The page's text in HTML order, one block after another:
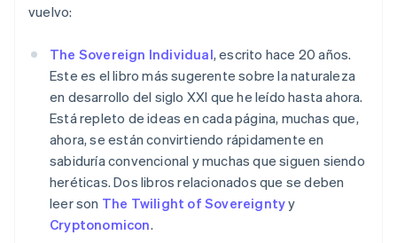
vuelvo:
The Sovereign Individual, escrito hace 20 años.
Este es el libro más sugerente sobre la naturaleza
en desarrollo del siglo XXI que he leído hasta ahora.
Está repleto de ideas en cada página, muchas que,
ahora, se están convirtiendo rápidamente en
sabiduría convencional y muchas que siguen siendo
heréticas. Dos libros relacionados que se deben
leer son The Twilight of Sovereigntyy
Cryptonomicon.